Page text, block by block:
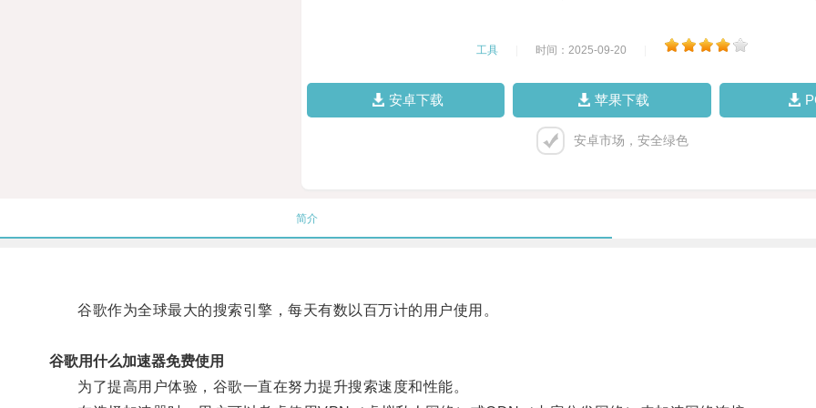
工具 时间：2025-09-20
安卓下载 苹果下载
安卓市场，安全绿色
简介
谷歌作为全球最大的搜索引擎，每天有数以百万计的用户使用。
谷歌用什么加速器免费使用
为了提高用户体验，谷歌一直在努力提升搜索速度和性能。